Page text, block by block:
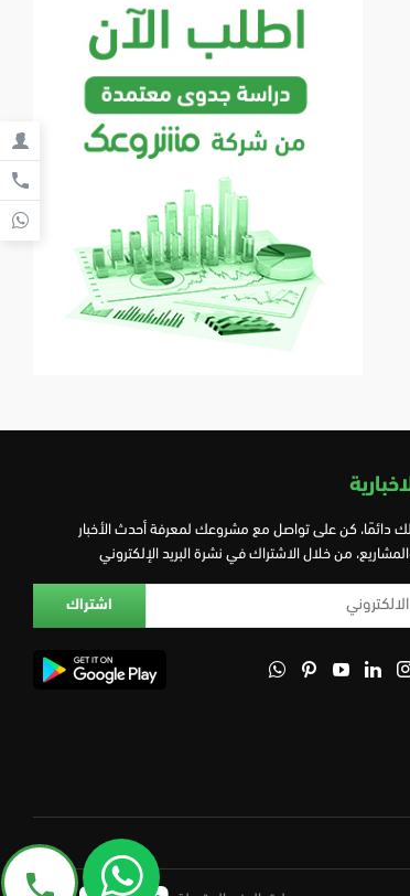
دائمًا، كن على تواصل مع مشروعك لمعرفة أحدث الأخبار
من خلال الاشتراك في نشرة البريد الإلكتروني